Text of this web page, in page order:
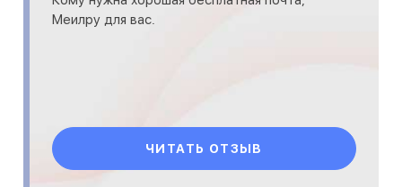
Меилру для вас.
ЧИТАТЬ ОТЗЫВ